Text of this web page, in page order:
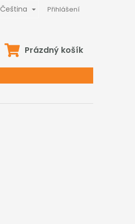
Čeština Přihlášení
NÁKUPNÍ
Prázdný košík